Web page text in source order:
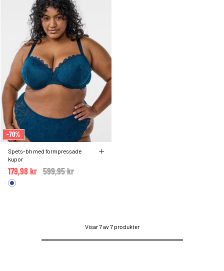
-70%
Spets-bh med formpressade
kupor
Price reduced from
599,95 kr
179,98 kr
Visar 7 av 7 produkter